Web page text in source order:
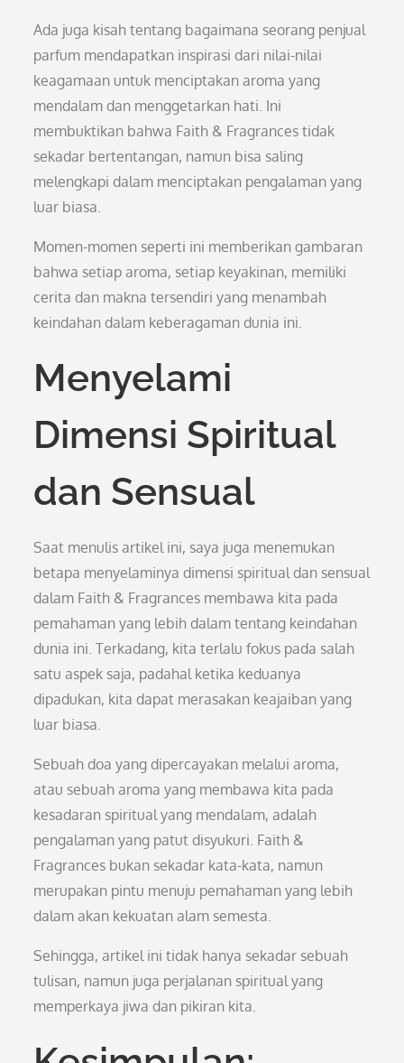
Ada juga kisah tentang bagaimana seorang penjual
parfum mendapatkan inspirasi dari nilai-nilai
keagamaan untuk menciptakan aroma yang
mendalam dan menggetarkan hati. Ini
membuktikan bahwa Faith & Fragrances tidak
sekadar bertentangan, namun bisa saling
melengkapi dalam menciptakan pengalaman yang
luar biasa.
Momen-momen seperti ini memberikan gambaran
bahwa setiap aroma, setiap keyakinan, memiliki
cerita dan makna tersendiri yang menambah
keindahan dalam keberagaman dunia ini.
Menyelami
Dimensi Spiritual
dan Sensual
Saat menulis artikel ini, saya juga menemukan
betapa menyelaminya dimensi spiritual dan sensual
dalam Faith & Fragrances membawa kita pada
pemahaman yang lebih dalam tentang keindahan
dunia ini. Terkadang, kita terlalu fokus pada salah
satu aspek saja, padahal ketika keduanya
dipadukan, kita dapat merasakan keajaiban yang
luar biasa.
Sebuah doa yang dipercayakan melalui aroma,
atau sebuah aroma yang membawa kita pada
kesadaran spiritual yang mendalam, adalah
pengalaman yang patut disyukuri. Faith &
Fragrances bukan sekadar kata-kata, namun
merupakan pintu menuju pemahaman yang lebih
dalam akan kekuatan alam semesta.
Sehingga, artikel ini tidak hanya sekadar sebuah
tulisan, namun juga perjalanan spiritual yang
memperkaya jiwa dan pikiran kita.